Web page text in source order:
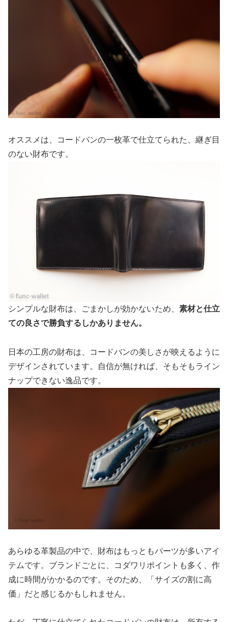
オススメは、コードバンの一枚革で仕立てられた、継ぎ目
のない財布です。
シンプルな財布は、ごまかしが効かないため、 素材と仕立
ての良さで勝負するしかありません。
日本の工房の財布は、コードバンの美しさが映えるように
デザインされています。自信が無ければ、そもそもライン
ナップできない逸品です。
あらゆる革製品の中で、財布はもっともパーツが多いアイ
テムです。ブランドごとに、コダワリポイントも多く、作
成に時間がかかるのです。そのため、「サイズの割に高
価」だと感じるかもしれません。